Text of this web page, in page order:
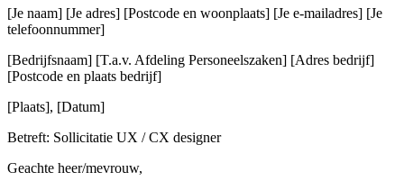
[Je naam] [Je adres] [Postcode en woonplaats] [Je e-mailadres] [Je
telefoonnummer]
[Bedrijfsnaam] [T.a.v. Afdeling Personeelszaken] [Adres bedrijf]
[Postcode en plaats bedrijf]
[Plaats], [Datum]
Betreft: Sollicitatie UX / CX designer
Geachte heer/mevrouw,